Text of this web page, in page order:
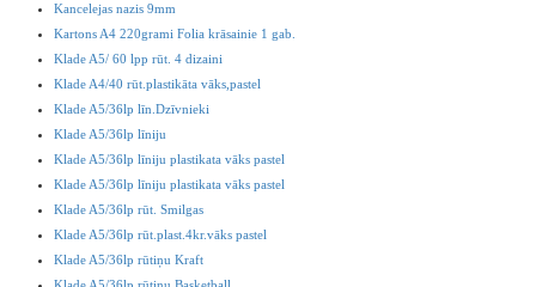
Kancelejas nazis 9mm
Kartons A4 220grami Folia krāsainie 1 gab.
Klade A5/ 60 lpp rūt. 4 dizaini
Klade A4/40 rūt.plastikāta vāks,pastel
Klade A5/36lp līn.Dzīvnieki
Klade A5/36lp līniju
Klade A5/36lp līniju plastikata vāks pastel
Klade A5/36lp līniju plastikata vāks pastel
Klade A5/36lp rūt. Smilgas
Klade A5/36lp rūt.plast.4kr.vāks pastel
Klade A5/36lp rūtiņu Kraft